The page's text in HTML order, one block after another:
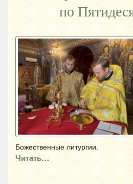
по
Божественные литургии.
Читать…